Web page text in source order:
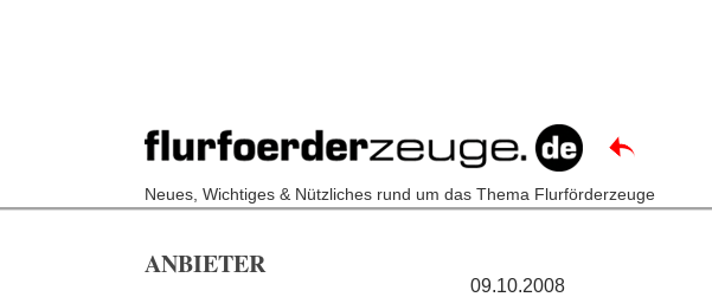
Neues, Wichtiges & Nützliches rund um das Thema Flurförderzeuge
ANBIETER
09.10.2008